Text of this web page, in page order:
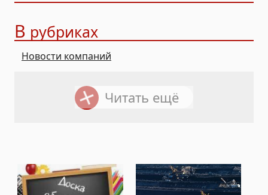
В рубриках
Новости компаний
Читать ещё